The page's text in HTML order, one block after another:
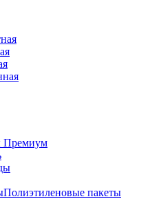
Премиум
Полиэтиленовые пакеты